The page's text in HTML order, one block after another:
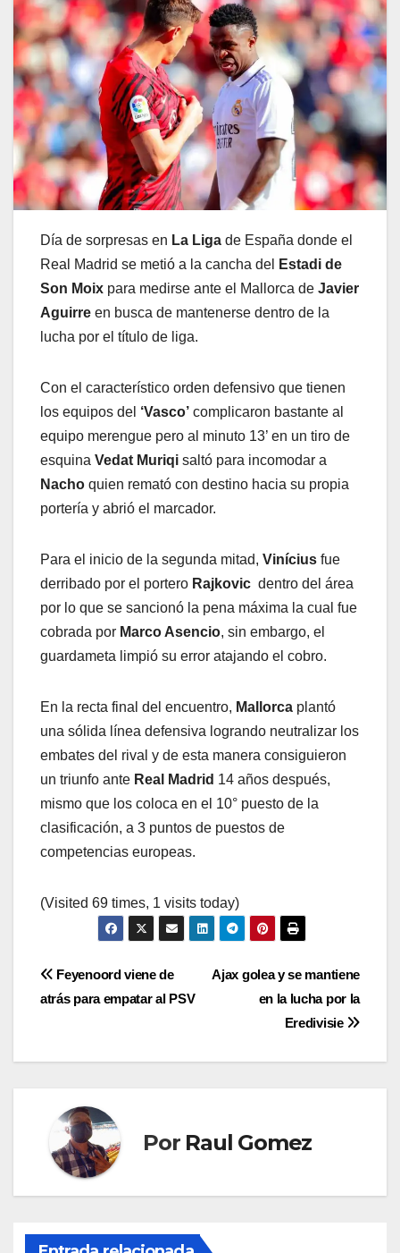
Día de sorpresas en La Liga de España donde el
Real Madrid se metió a la cancha del
Estadi de
Son Moix para medirse ante el Mallorca de Javier
Aguirre en busca de mantenerse dentro de la
lucha por el título de liga.
Con el característico orden defensivo que tienen
los equipos del ‘Vasco’ complicaron bastante al
equipo merengue pero al minuto 13’ en un tiro de
esquina Vedat Muriqi saltó para incomodar a
Nacho quien remató con destino hacia su propia
portería y abrió el marcador.
Para el inicio de la segunda mitad, Vinícius fue
derribado por el portero Rajkovic dentro del área
por lo que se sancionó la pena máxima la cual fue
cobrada por Marco Asencio, sin embargo, el
guardameta limpió su error atajando el cobro.
En la recta final del encuentro, Mallorca plantó
una sólida línea defensiva logrando neutralizar los
embates del rival y de esta manera consiguieron
un triunfo ante Real Madrid 14 años después,
mismo que los coloca en el 10° puesto de la
clasificación, a 3 puntos de puestos de
competencias europeas.
(Visited 69 times, 1 visits today)
Navegación
entradas
Ajax golea y se mantiene
en la lucha por la
Eredivisie
Feyenoord viene de
atrás para empatar al PSV
Por Raul Gomez